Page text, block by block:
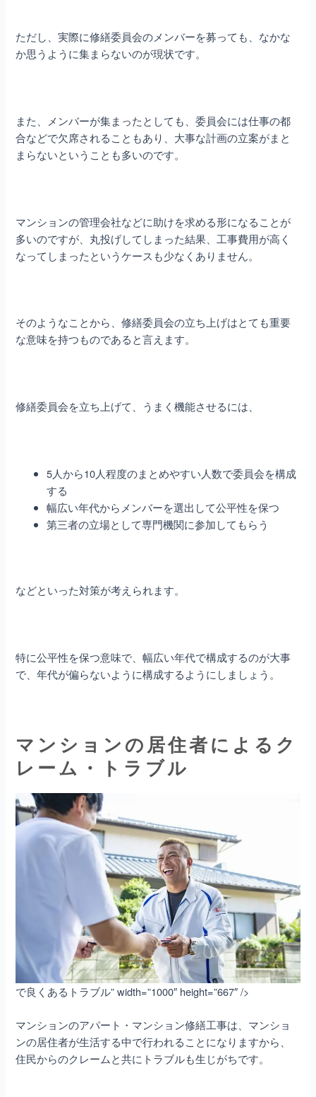
ただし、実際に修繕委員会のメンバーを募っても、なかな
か思うように集まらないのが現状です。
また、メンバーが集まったとしても、委員会には仕事の都
合などで欠席されることもあり、大事な計画の立案がまと
まらないということも多いのです。
マンションの管理会社などに助けを求める形になることが
多いのですが、丸投げしてしまった結果、工事費用が高く
なってしまったというケースも少なくありません。
そのようなことから、修繕委員会の立ち上げはとても重要
な意味を持つものであると言えます。
修繕委員会を立ち上げて、うまく機能させるには、
5人から10人程度のまとめやすい人数で委員会を構成
する
幅広い年代からメンバーを選出して公平性を保つ
第三者の立場として専門機関に参加してもらう
などといった対策が考えられます。
特に公平性を保つ意味で、幅広い年代で構成するのが大事
で、年代が偏らないように構成するようにしましょう。
マンションの居住者によるク
レーム・トラブル
で良くあるトラブル” width=”1000″ height=”667″ />
マンションのアパート・マンション修繕工事は、マンショ
ンの居住者が生活する中で行われることになりますから、
住民からのクレームと共にトラブルも生じがちです。